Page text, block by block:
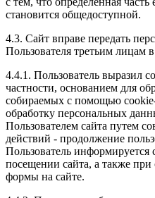
становится общедоступной.
4.3. Сайт вправе передать
Пользователя третьим лицам
4.4.1. Пользователь выразил
частности, основанием для
собираемых с помощью cookie-
обработку персональных
Пользователем сайта путем
действий - продолжение
Пользователь
посещении сайта, а также
формы на сайте.